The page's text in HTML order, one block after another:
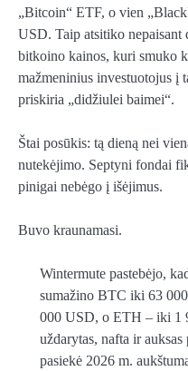
„Bitcoin“ ETF, o vien
USD. Taip atsitiko nepaisant
bitkoino kainos, kuri smuko
mažmeninius investuotojus į
priskiria „didžiulei baimei“.
Štai posūkis: tą dieną nei
nutekėjimo. Septyni fondai
pinigai nebėgo į išėjimus.
Buvo kraunamasi.
Wintermute pastebėjo,
sumažino BTC iki 63
000 USD, o ETH – iki 1
uždarytas, nafta ir
pasiekė 2026 m.